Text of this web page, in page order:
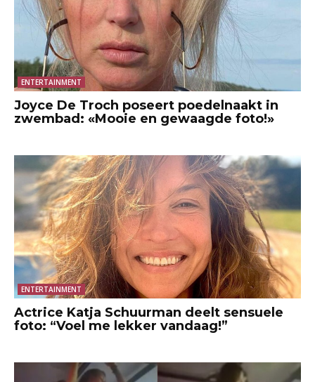
ENTERTAINMENT
Joyce De Troch poseert poedelnaakt in
zwembad: «Mooie en gewaagde foto!»
ENTERTAINMENT
Actrice Katja Schuurman deelt sensuele
foto: “Voel me lekker vandaag!”